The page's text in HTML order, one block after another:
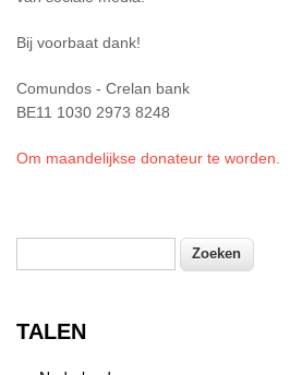
Bij voorbaat dank!
Comundos - Crelan bank
BE11 1030 2973 8248
Om maandelijkse donateur te worden.
TALEN